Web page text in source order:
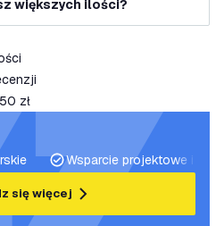
większych ilości?
zł
Wsparcie projektowe i
się więcej